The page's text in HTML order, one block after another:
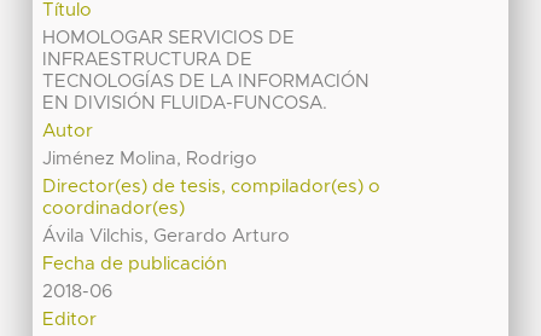
Título
HOMOLOGAR SERVICIOS DE
INFRAESTRUCTURA DE
TECNOLOGÍAS DE LA INFORMACIÓN
EN DIVISIÓN FLUIDA-FUNCOSA.
Autor
Jiménez Molina, Rodrigo
Director(es) de tesis, compilador(es) o
coordinador(es)
Ávila Vilchis, Gerardo Arturo
Fecha de publicación
2018-06
Editor